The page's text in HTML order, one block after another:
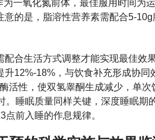
为一氧化氮前体，最佳服用时间为
意的是，脂溶性营养素需配合5-
配合生活方式调整才能实现最佳效
升12%-18%，与饮食补充形成协
活性，使双氢睾酮生成减少，单
。睡眠质量同样关键，深度睡眠期
点前入睡的作息规律。